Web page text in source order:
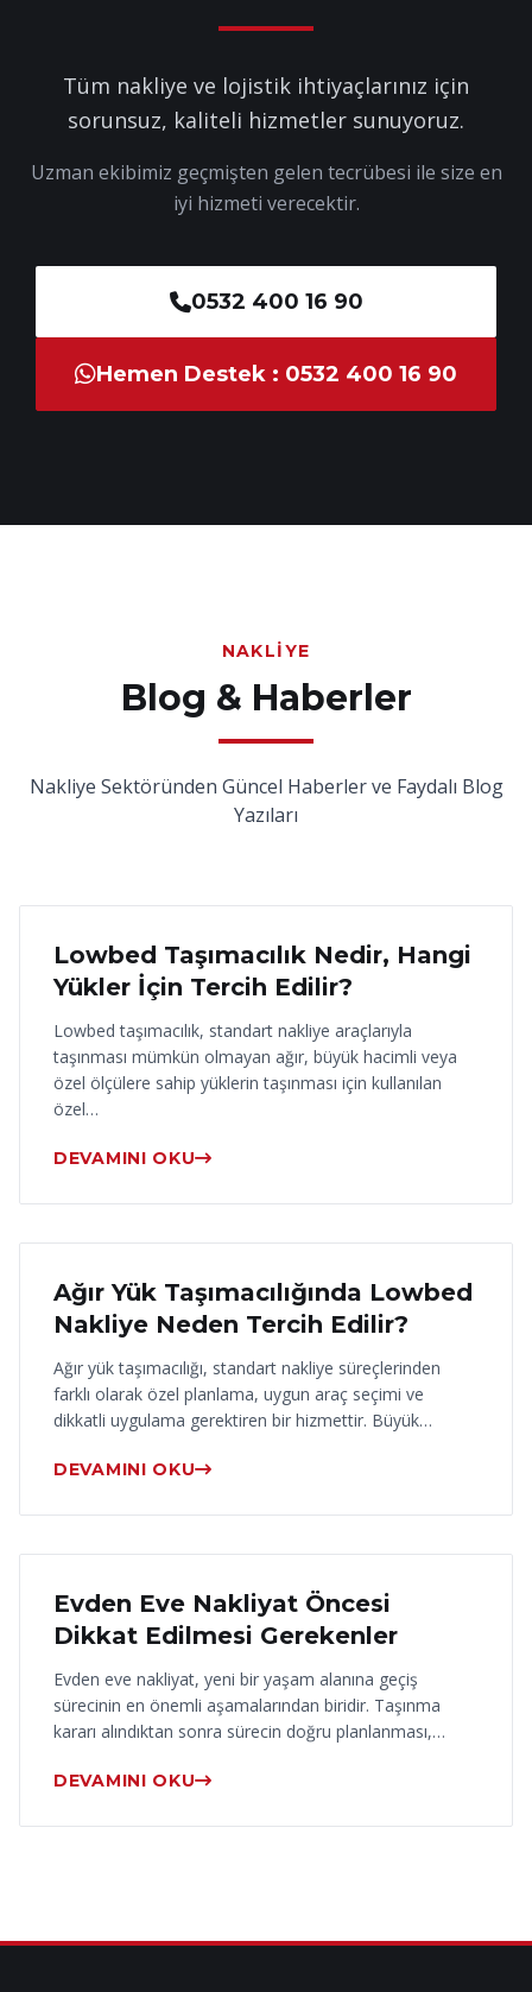
Tüm nakliye ve lojistik ihtiyaçlarınız için
sorunsuz, kaliteli hizmetler sunuyoruz.
Uzman ekibimiz geçmişten gelen tecrübesi ile size en
iyi hizmeti verecektir.
0532 400 16 90
Hemen Destek : 0532 400 16 90
NAKLIYE
Blog & Haberler
Nakliye Sektöründen Güncel Haberler ve Faydalı Blog
Yazıları
18 Haziran 2026
Lowbed Taşımacılık Nedir, Hangi
Yükler İçin Tercih Edilir?
Lowbed taşımacılık, standart nakliye araçlarıyla
taşınması mümkün olmayan ağır, büyük hacimli veya
özel ölçülere sahip yüklerin taşınması için kullanılan
özel…
DEVAMINI OKU
17 Haziran 2026
Ağır Yük Taşımacılığında Lowbed
Nakliye Neden Tercih Edilir?
Ağır yük taşımacılığı, standart nakliye süreçlerinden
farklı olarak özel planlama, uygun araç seçimi ve
dikkatli uygulama gerektiren bir hizmettir. Büyük…
DEVAMINI OKU
16 Haziran 2026
Evden Eve Nakliyat Öncesi
Dikkat Edilmesi Gerekenler
Evden eve nakliyat, yeni bir yaşam alanına geçiş
sürecinin en önemli aşamalarından biridir. Taşınma
kararı alındıktan sonra sürecin doğru planlanması,…
DEVAMINI OKU